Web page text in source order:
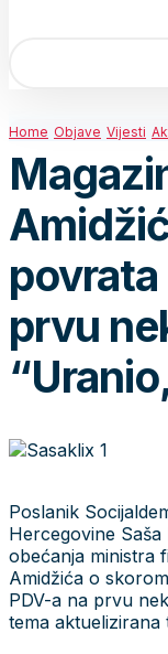
Home Objave Vijesti
povrata
prvu
Poslanik
Hercegovine
obećanja ministra
Amidžića o
PDV-a na prvu
tema aktuelizirana